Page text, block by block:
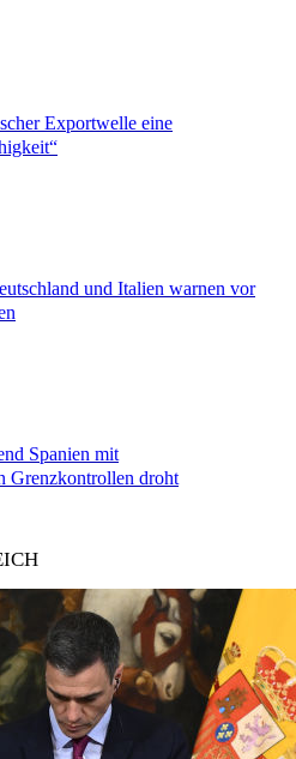
Exportwelle eine
und Italien warnen vor
Spanien mit
Grenzkontrollen droht